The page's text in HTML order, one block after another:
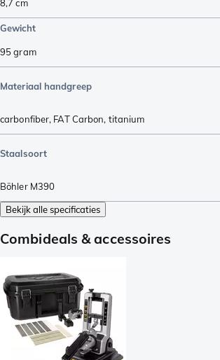
8,7 cm
Gewicht
95gram
Materiaal handgreep
carbonfiber, FAT Carbon, titanium
Staalsoort
Böhler M390
Bekijk alle specificaties
Combideals & accessoires